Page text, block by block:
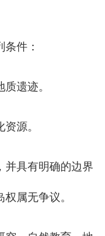
件：
遗迹。
源。
并具有明确的边界
属无争议。